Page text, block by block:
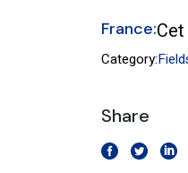
France:
Category:
Share